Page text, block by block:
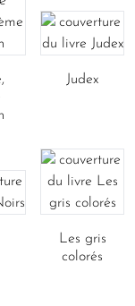
Judex
Les gris
colorés